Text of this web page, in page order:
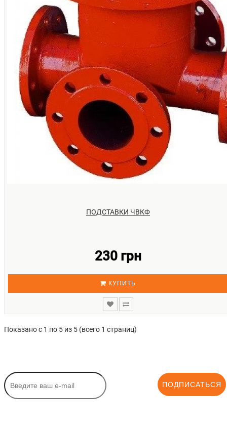
ПОДСТАВКИ ЧВКФ
230 грн
КУПИТЬ
Показано с 1 по 5 из 5 (всего 1 страниц)
ПОДПИСАТЬСЯ